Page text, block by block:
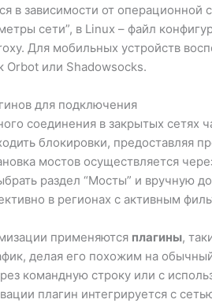
в зависимости от операционной
сети”, в Linux – файл
Для мобильных устройств
Orbot или Shadowsocks.
для подключения
соединения в закрытых сетях
блокировки, предоставляя
мостов осуществляется
раздел “Мосты” и вручную
в регионах с активным
применяются плагины,
делая его похожим на
командную строку или с
плагин интегрируется с